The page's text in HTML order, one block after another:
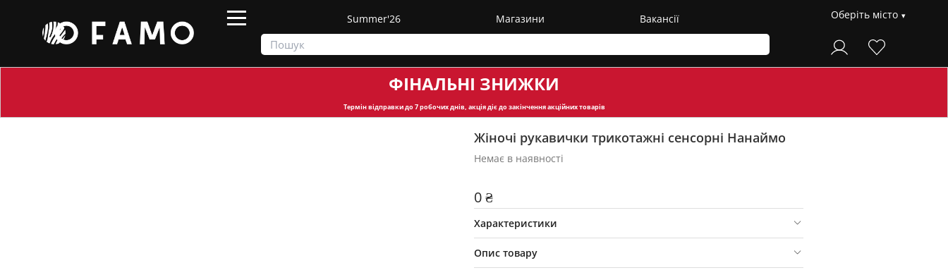
Summer'26 Магазини Вакансії Оберіть місто
ФІНАЛЬНІ ЗНИЖКИ
Термін відправкидо 7 робочих днів, акція діє до закінчення акційних товарів
Жіночі рукавички трикотажні сенсорні Нанаймо
Немає в наявності
0 ₴
Характеристики
Опис товару